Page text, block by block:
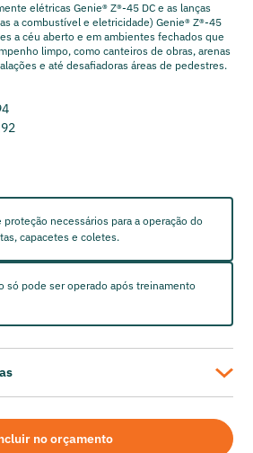
elétricas Genie® Z®-45 DC e as lanças
a combustível e eletricidade) Genie® Z®-45
a céu aberto e em ambientes fechados que
limpo, como canteiros de obras, arenas
e até desafiadoras áreas de pedestres.
proteção necessários para a operação do
capacetes e coletes.
só pode ser operado após treinamento
de Lança Articulada Híbrida Z-45/25
no orçamento